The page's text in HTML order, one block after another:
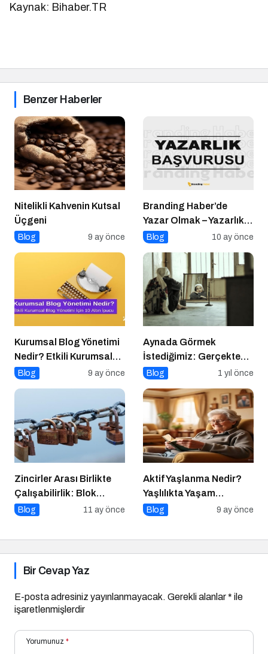
Kaynak: Bihaber.TR
Benzer Haberler
Nitelikli Kahvenin Kutsal
Üçgeni
Blog 9 ay önce
Branding Haber’de
Yazar Olmak – Yazarlık
Başvurusu Başladı!
Blog 10 ay önce
Kurumsal Blog Yönetimi
Nedir? Etkili Kurumsal
Blog Yönetimi için 10
Blog 9 ay önce
Aynada Görmek
İstediğimiz: Gerçekten
Kimiz?
Blog 1 yıl önce
Zincirler Arası Birlikte
Çalışabilirlik: Blok
Zincirlerin Geleceği
Blog 11 ay önce
Aktif Yaşlanma Nedir?
Yaşlılıkta Yaşam
Kalitesini Artırmanın
Blog 9 ay önce
Bir Cevap Yaz
E-posta adresiniz yayınlanmayacak. Gerekli alanlar* ile
işaretlenmişlerdir
Yorumunuz *